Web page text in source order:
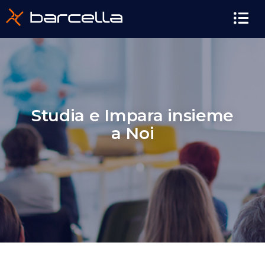
contenuto
Studia e Impara insieme
a Noi